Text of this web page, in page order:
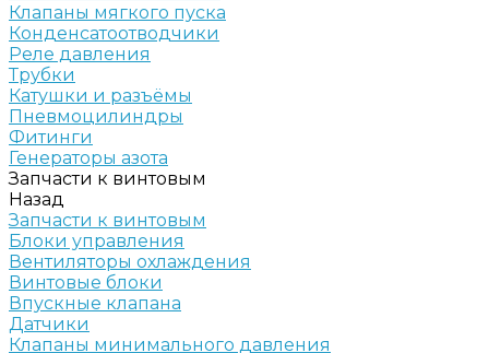
Клапаны мягкого пуска
Конденсатоотводчики
Реле давления
Трубки
Катушки и разъёмы
Пневмоцилиндры
Фитинги
Генераторы азота
Запчасти к винтовым
Назад
Запчасти к винтовым
Блоки управления
Вентиляторы охлаждения
Винтовые блоки
Впускные клапана
Датчики
Клапаны минимального давления